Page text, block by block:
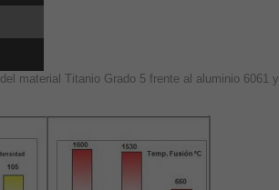
material Titanio Grado 5 frente al aluminio 6061 y